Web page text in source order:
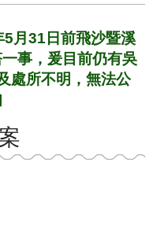
5月31日前飛沙暨溪
事，爰目前仍有吳
處所不明，無法公